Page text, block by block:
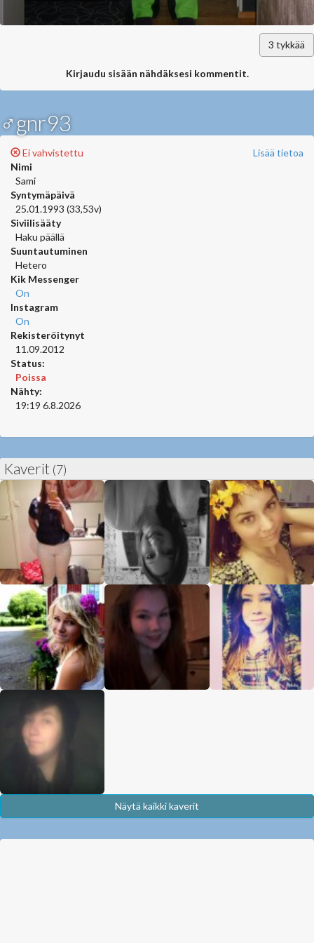
3 tykkää
Kirjaudu sisään nähdäksesi kommentit.
♂gnr93
Lisää tietoa
Ei vahvistettu
Nimi
Sami
Syntymäpäivä
25.01.1993 (33,53v)
Siviilisääty
Haku päällä
Suuntautuminen
Hetero
Kik Messenger
On
Instagram
On
Rekisteröitynyt
11.09.2012
Status:
Poissa
Nähty:
19:19 6.8.2026
Kaverit (7)
Näytä kaikki kaverit